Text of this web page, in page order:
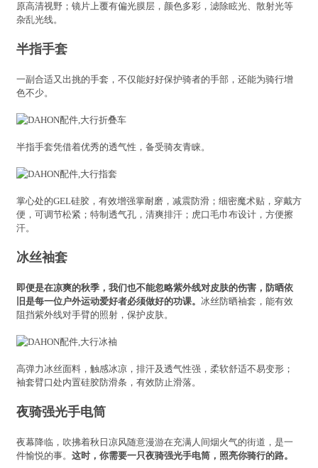
原高清视野；镜片上覆有偏光膜层，颜色多彩，滤除眩光、散射光等
杂乱光线。
半指手套
一副合适又出挑的手套，不仅能好好保护骑者的手部，还能为骑行增
色不少。
半指手套凭借着优秀的透气性，备受骑友青睐。
掌心处的GEL硅胶，有效增强掌耐磨，减震防滑；细密魔术贴，穿戴方
便，可调节松紧；特制透气孔，清爽排汗；虎口毛巾布设计，方便擦
汗。
冰丝袖套
即便是在凉爽的秋季，我们也不能忽略紫外线对皮肤的伤害，防晒依
旧是每一位户外运动爱好者必须做好的功课。 冰丝防晒袖套，能有效
阻挡紫外线对手臂的照射，保护皮肤。
高弹力冰丝面料，触感冰凉，排汗及透气性强，柔软舒适不易变形；
袖套臂口处内置硅胶防滑条，有效防止滑落。
夜骑强光手电筒
夜幕降临，吹拂着秋日凉风随意漫游在充满人间烟火气的街道，是一
件愉悦的事。 这时，你需要一只夜骑强光手电筒，照亮你骑行的路。